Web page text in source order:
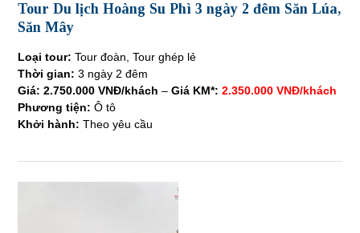
Tour Du lịch Hoàng Su Phì 3 ngày 2 đêm Săn Lúa,
Săn Mây
Loại tour: Tour đoàn, Tour ghép lẻ
Thời gian: 3 ngày 2 đêm
Giá: 2.750.000 VNĐ/khách –Giá KM*: 2.350.000 VNĐ/khách
Phương tiện: Ô tô
Khởi hành: Theo yêu cầu